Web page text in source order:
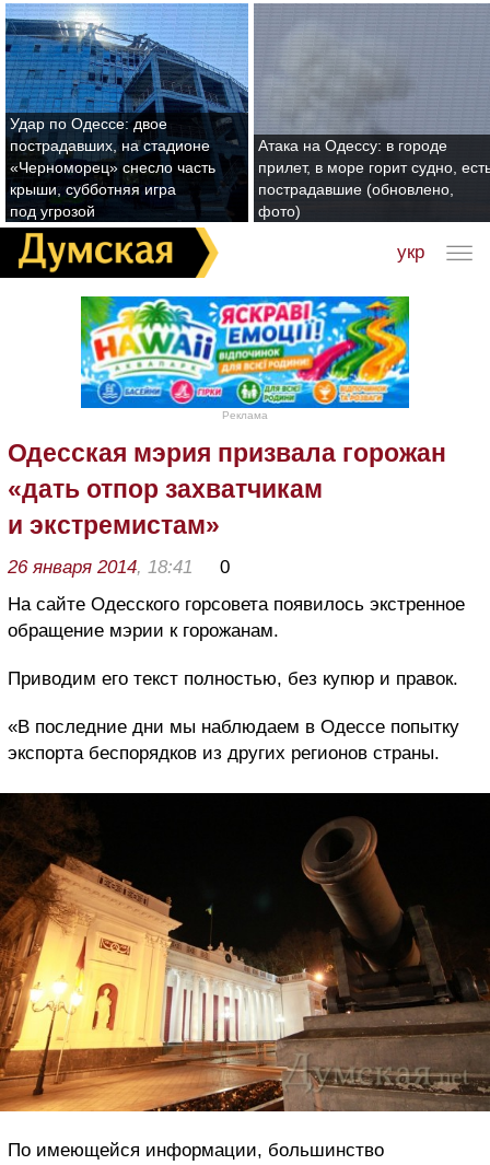
Удар по Одессе: двое
пострадавших, на стадионе
«Черноморец» снесло часть
крыши, субботняя игра
под угрозой
Атака на Одессу: в городе
прилет, в море горит судно,
пострадавшие (обновлено,
фото)
укр
Реклама
Одесская мэрия призвала горожан
«дать отпор захватчикам
и экстремистам»
26 января 2014, 18:41
0
На сайте Одесского горсовета появилось экстренное
обращение мэрии к горожанам.
Приводим его текст полностью, без купюр и правок.
«В последние дни мы наблюдаем в Одессе попытку
экспорта беспорядков из других регионов страны.
По имеющейся информации, большинство